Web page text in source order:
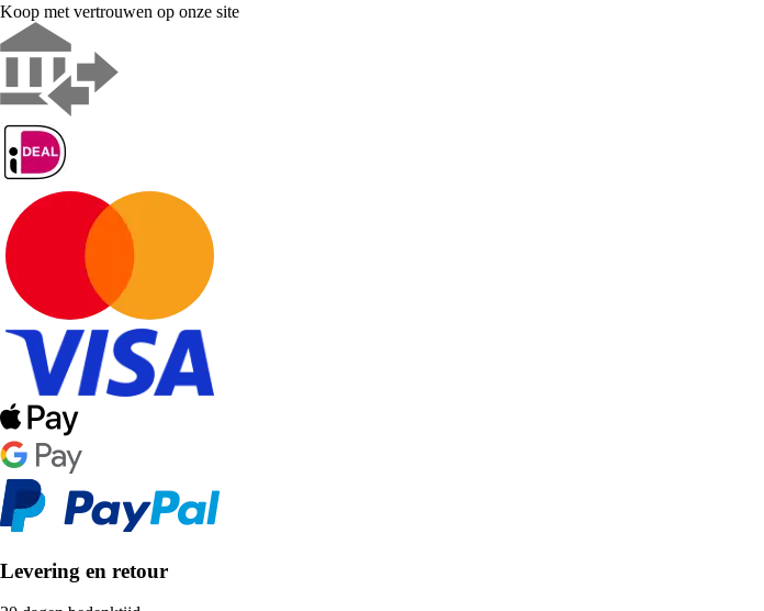
Koop met vertrouwen op onze site
Levering en retour